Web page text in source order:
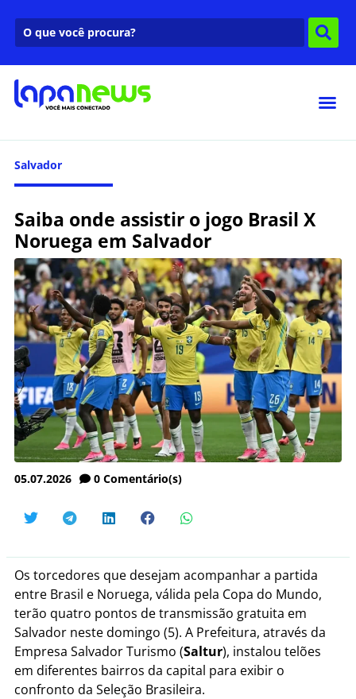
Salvador
Saiba onde assistir o jogo Brasil X
Noruega em Salvador
05.07.2026 0 Comentário(s)
Os torcedores que desejam acompanhar a partida
entre Brasil e Noruega, válida pela Copa do Mundo,
terão quatro pontos de transmissão gratuita em
Salvador neste domingo (5). A Prefeitura, através da
Empresa Salvador Turismo (Saltur), instalou telões
em diferentes bairros da capital para exibir o
confronto da Seleção Brasileira.